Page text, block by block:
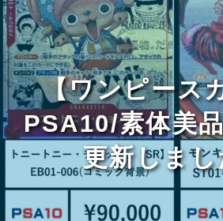
【ワンピース
PSA10/素体美
更新しま